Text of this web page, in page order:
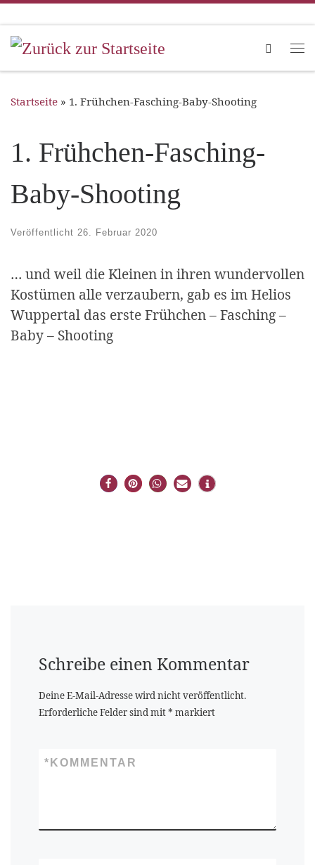
Zum Inhalt springen
Search
Startseite » 1. Frühchen-Fasching-Baby-Shooting
1. Frühchen-Fasching-
Baby-Shooting
Veröffentlicht 26. Februar 2020
… und weil die Kleinen in ihren wundervollen
Kostümen alle verzaubern, gab es im Helios
Wuppertal das erste Frühchen – Fasching –
Baby – Shooting
Schreibe einen Kommentar
Deine E-Mail-Adresse wird nicht veröffentlicht.
Erforderliche Felder sind mit* markiert
KOMMENTAR
*